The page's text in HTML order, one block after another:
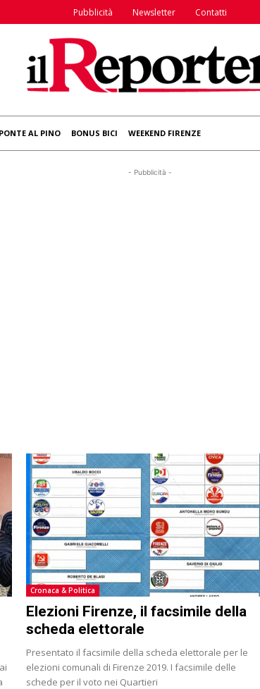
Pubblicità Newsletter Contatti
PONTE AL PINO BONUS BICI WEEKEND FIRENZE
- Pubblicità -
Cronaca & Politica
Elezioni Firenze, il facsimile della
scheda elettorale
Presentato il facsimile della scheda elettorale per le
elezioni comunali di Firenze 2019. I facsimile delle
schede per il voto nei Quartieri